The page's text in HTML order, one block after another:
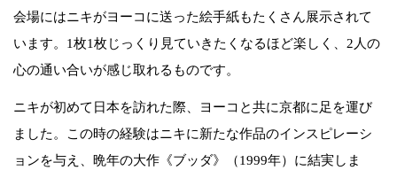
会場にはニキがヨーコに送った絵手紙もたくさん展示されて
います。1枚1枚じっくり見ていきたくなるほど楽しく、2人の
心の通い合いが感じ取れるものです。
ニキが初めて日本を訪れた際、ヨーコと共に京都に足を運び
ました。この時の経験はニキに新たな作品のインスピレーシ
ョンを与え、晩年の大作《ブッダ》（1999年）に結実しま